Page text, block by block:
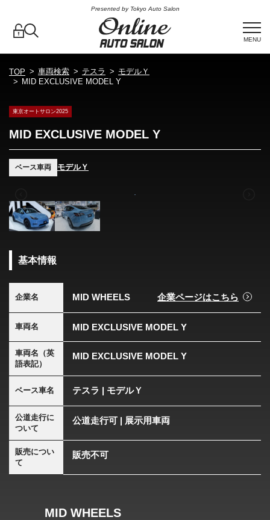
Presented by Tokyo Auto Salon
MENU
TOP 車両検索 テスラ
モデルＹ
MID EXCLUSIVE MODEL Y
東京オートサロン2025
MID EXCLUSIVE MODEL Y
ベース車両 モデルＹ
基本情報
企業名 MID WHEELS 企業ページはこちら
車両名 MID EXCLUSIVE MODEL Y
車両名（英
語表記）
MID EXCLUSIVE MODEL Y
ベース車名 テスラ | モデルＹ
公道走行に
ついて
公道走行可 | 展示用車両
販売につい
て
販売不可
MID WHEELS